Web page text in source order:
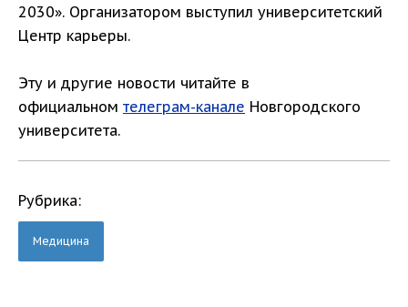
2030». Организатором выступил университетский
Центр карьеры.
Эту и другие новости читайте в
официальном телеграм-канале Новгородского
университета.
Рубрика:
Медицина